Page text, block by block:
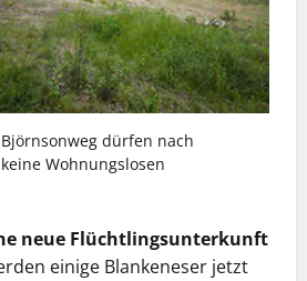
dürfen nach
Wohnungslosen
neue Flüchtlingsunterkunft
einige Blankeneser jetzt